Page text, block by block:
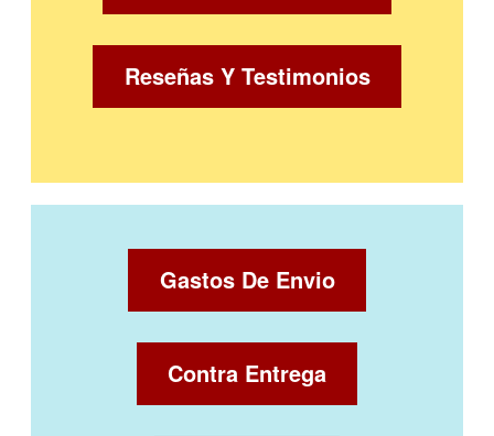
Reseñas Y Testimonios
Gastos De Envio
Contra Entrega